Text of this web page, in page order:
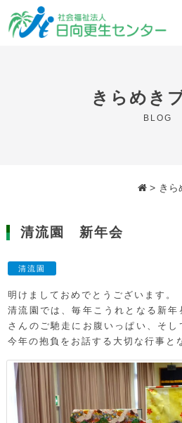
きらめき
BLOG
きら
清流園 新年会
清流園
明けましておめでとうございます。
清流園では、毎年こうれとなる新年
さんのご馳走にお腹いっぱい、そ
今年の抱負をお話する大切な行事と